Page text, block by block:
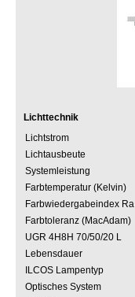
Lichttechnik
Lichtstrom
Lichtausbeute
Systemleistung
Farbtemperatur (Kelvin)
Farbwiedergabeindex Ra
Farbtoleranz (MacAdam)
UGR 4H8H 70/50/20 L
Lebensdauer
ILCOS Lampentyp
Optisches System